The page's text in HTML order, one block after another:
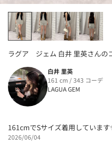
ラグア ジェム 白井 里英さんの
白井 里英
161 cm / 343 コーデ
LAGUA GEM
161cmでSサイズ着用しています
2026/06/04